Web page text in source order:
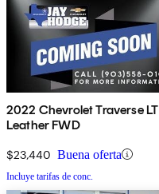
2022 Chevrolet Traverse LT
Leather FWD
$23,440 Buena oferta
Incluye tarifas de conc.